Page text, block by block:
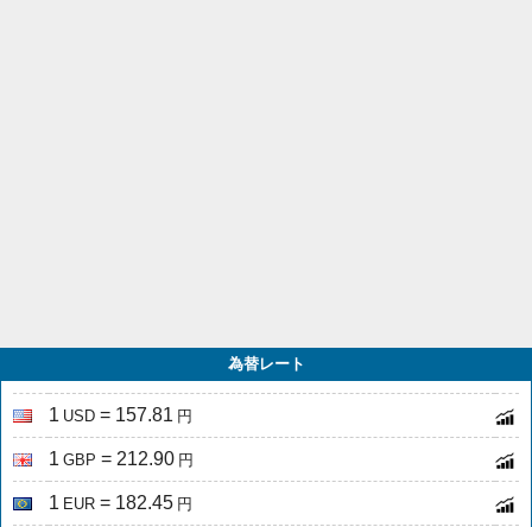
為替レート
1 USD = 157.81 円
1 GBP = 212.90 円
1 EUR = 182.45 円